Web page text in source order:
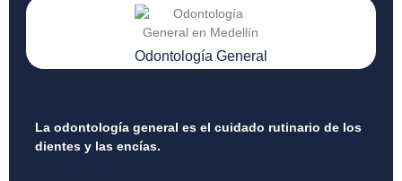
Odontología General
La odontología general es el cuidado rutinario de los
dientes y las encías.